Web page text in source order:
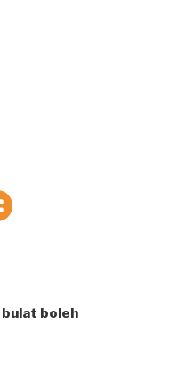
boleh